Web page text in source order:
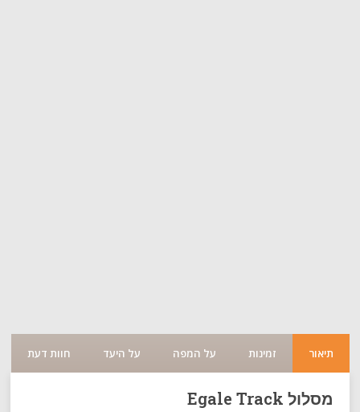
תיאור זמינות על המפה על היעד חוות דעת
מסלול Egale Track